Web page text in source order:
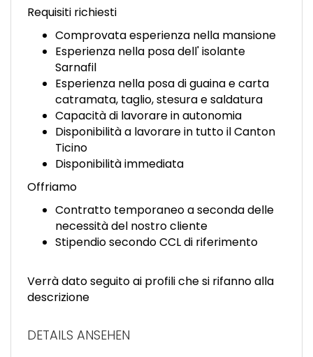
DE
ES
PT
Requisiti richiesti
Comprovata esperienza nella mansione
Esperienza nella posa dell' isolante
Sarnafil
Esperienza nella posa di guaina e carta
catramata, taglio, stesura e saldatura
Capacità di lavorare in autonomia
Disponibilità a lavorare in tutto il Canton
Ticino
Disponibilità immediata
Offriamo
Contratto temporaneo a seconda delle
necessità del nostro cliente
Stipendio secondo CCL di riferimento
Verrà dato seguito ai profili che si rifanno alla
descrizione
DETAILS ANSEHEN